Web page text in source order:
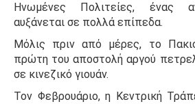
Ηνωμένες Πολιτείες, ένας
αυξάνεται σε πολλά επίπεδα.
Μόλις πριν από μέρες, το
πρώτη του αποστολή αργού
σε κινεζικό γιουάν.
Τον Φεβρουάριο, η Κεντρική